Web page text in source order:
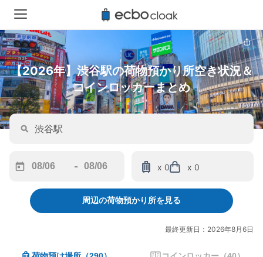
【2026年】渋谷駅の荷物預かり所空き状況＆
コインロッカーまとめ
forward
interact
calendar
-
backward
to
interact
x 0 x 0
周辺の荷物預かり所を見る
最終更新日：2026年8月6日